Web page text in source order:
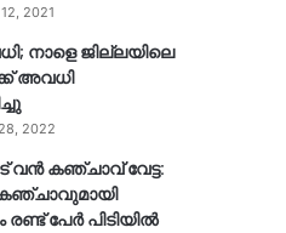
2021
നാളെ ജില്ലയിലെ
അവധി
2022
വൻ കഞ്ചാവ് വേട്ട:
രണ്ട് പേർ പിടിയിൽ